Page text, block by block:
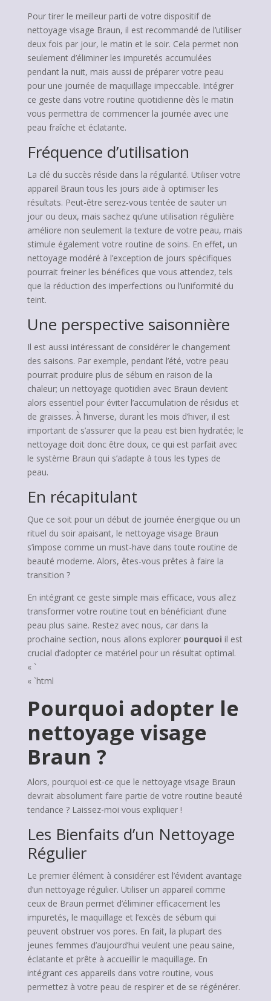
Pour tirer le meilleur parti de votre dispositif de
nettoyage visage Braun, il est recommandé de l’utiliser
deux fois par jour, le matin et le soir. Cela permet non
seulement d’éliminer les impuretés accumulées
pendant la nuit, mais aussi de préparer votre peau
pour une journée de maquillage impeccable. Intégrer
ce geste dans votre routine quotidienne dès le matin
vous permettra de commencer la journée avec une
peau fraîche et éclatante.
Fréquence d’utilisation
La clé du succès réside dans la régularité. Utiliser votre
appareil Braun tous les jours aide à optimiser les
résultats. Peut-être serez-vous tentée de sauter un
jour ou deux, mais sachez qu’une utilisation régulière
améliore non seulement la texture de votre peau, mais
stimule également votre routine de soins. En effet, un
nettoyage modéré à l’exception de jours spécifiques
pourrait freiner les bénéfices que vous attendez, tels
que la réduction des imperfections ou l’uniformité du
teint.
Une perspective saisonnière
Il est aussi intéressant de considérer le changement
des saisons. Par exemple, pendant l’été, votre peau
pourrait produire plus de sébum en raison de la
chaleur; un nettoyage quotidien avec Braun devient
alors essentiel pour éviter l’accumulation de résidus et
de graisses. À l’inverse, durant les mois d’hiver, il est
important de s’assurer que la peau est bien hydratée; le
nettoyage doit donc être doux, ce qui est parfait avec
le système Braun qui s’adapte à tous les types de
peau.
En récapitulant
Que ce soit pour un début de journée énergique ou un
rituel du soir apaisant, le nettoyage visage Braun
s’impose comme un must-have dans toute routine de
beauté moderne. Alors, êtes-vous prêtes à faire la
transition ?
En intégrant ce geste simple mais efficace, vous allez
transformer votre routine tout en bénéficiant d’une
peau plus saine. Restez avec nous, car dans la
prochaine section, nous allons explorer pourquoi il est
crucial d’adopter ce matériel pour un résultat optimal.
« `
« `html
Pourquoi adopter le
nettoyage visage
Braun ?
Alors, pourquoi est-ce que le nettoyage visage Braun
devrait absolument faire partie de votre routine beauté
tendance ? Laissez-moi vous expliquer !
Les Bienfaits d’un Nettoyage
Régulier
Le premier élément à considérer est l’évident avantage
d’un nettoyage régulier. Utiliser un appareil comme
ceux de Braun permet d’éliminer efficacement les
impuretés, le maquillage et l’excès de sébum qui
peuvent obstruer vos pores. En fait, la plupart des
jeunes femmes d’aujourd’hui veulent une peau saine,
éclatante et prête à accueillir le maquillage. En
intégrant ces appareils dans votre routine, vous
permettez à votre peau de respirer et de se régénérer.